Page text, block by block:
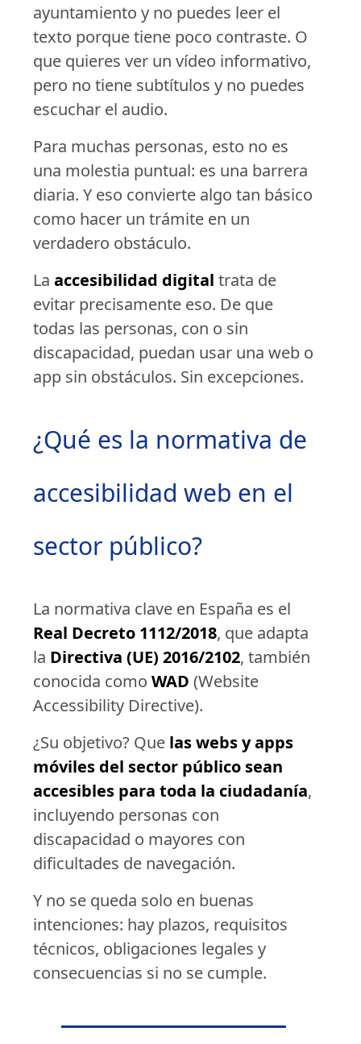
ayuntamiento y no puedes leer el
texto porque tiene poco contraste. O
que quieres ver un vídeo informativo,
pero no tiene subtítulos y no puedes
escuchar el audio.
Para muchas personas, esto no es
una molestia puntual: es una barrera
diaria. Y eso convierte algo tan básico
como hacer un trámite en un
verdadero obstáculo.
La accesibilidad digital trata de
evitar precisamente eso. De que
todas las personas, con o sin
discapacidad, puedan usar una web o
app sin obstáculos. Sin excepciones.
¿Qué es la normativa de
accesibilidad web en el
sector público?
La normativa clave en España es el
Real Decreto 1112/2018, que adapta
la Directiva (UE) 2016/2102, también
conocida como WAD (Website
Accessibility Directive).
¿Su objetivo? Que las webs y apps
móviles del sector público sean
accesibles para toda la ciudadanía,
incluyendo personas con
discapacidad o mayores con
dificultades de navegación.
Y no se queda solo en buenas
intenciones: hay plazos, requisitos
técnicos, obligaciones legales y
consecuencias si no se cumple.